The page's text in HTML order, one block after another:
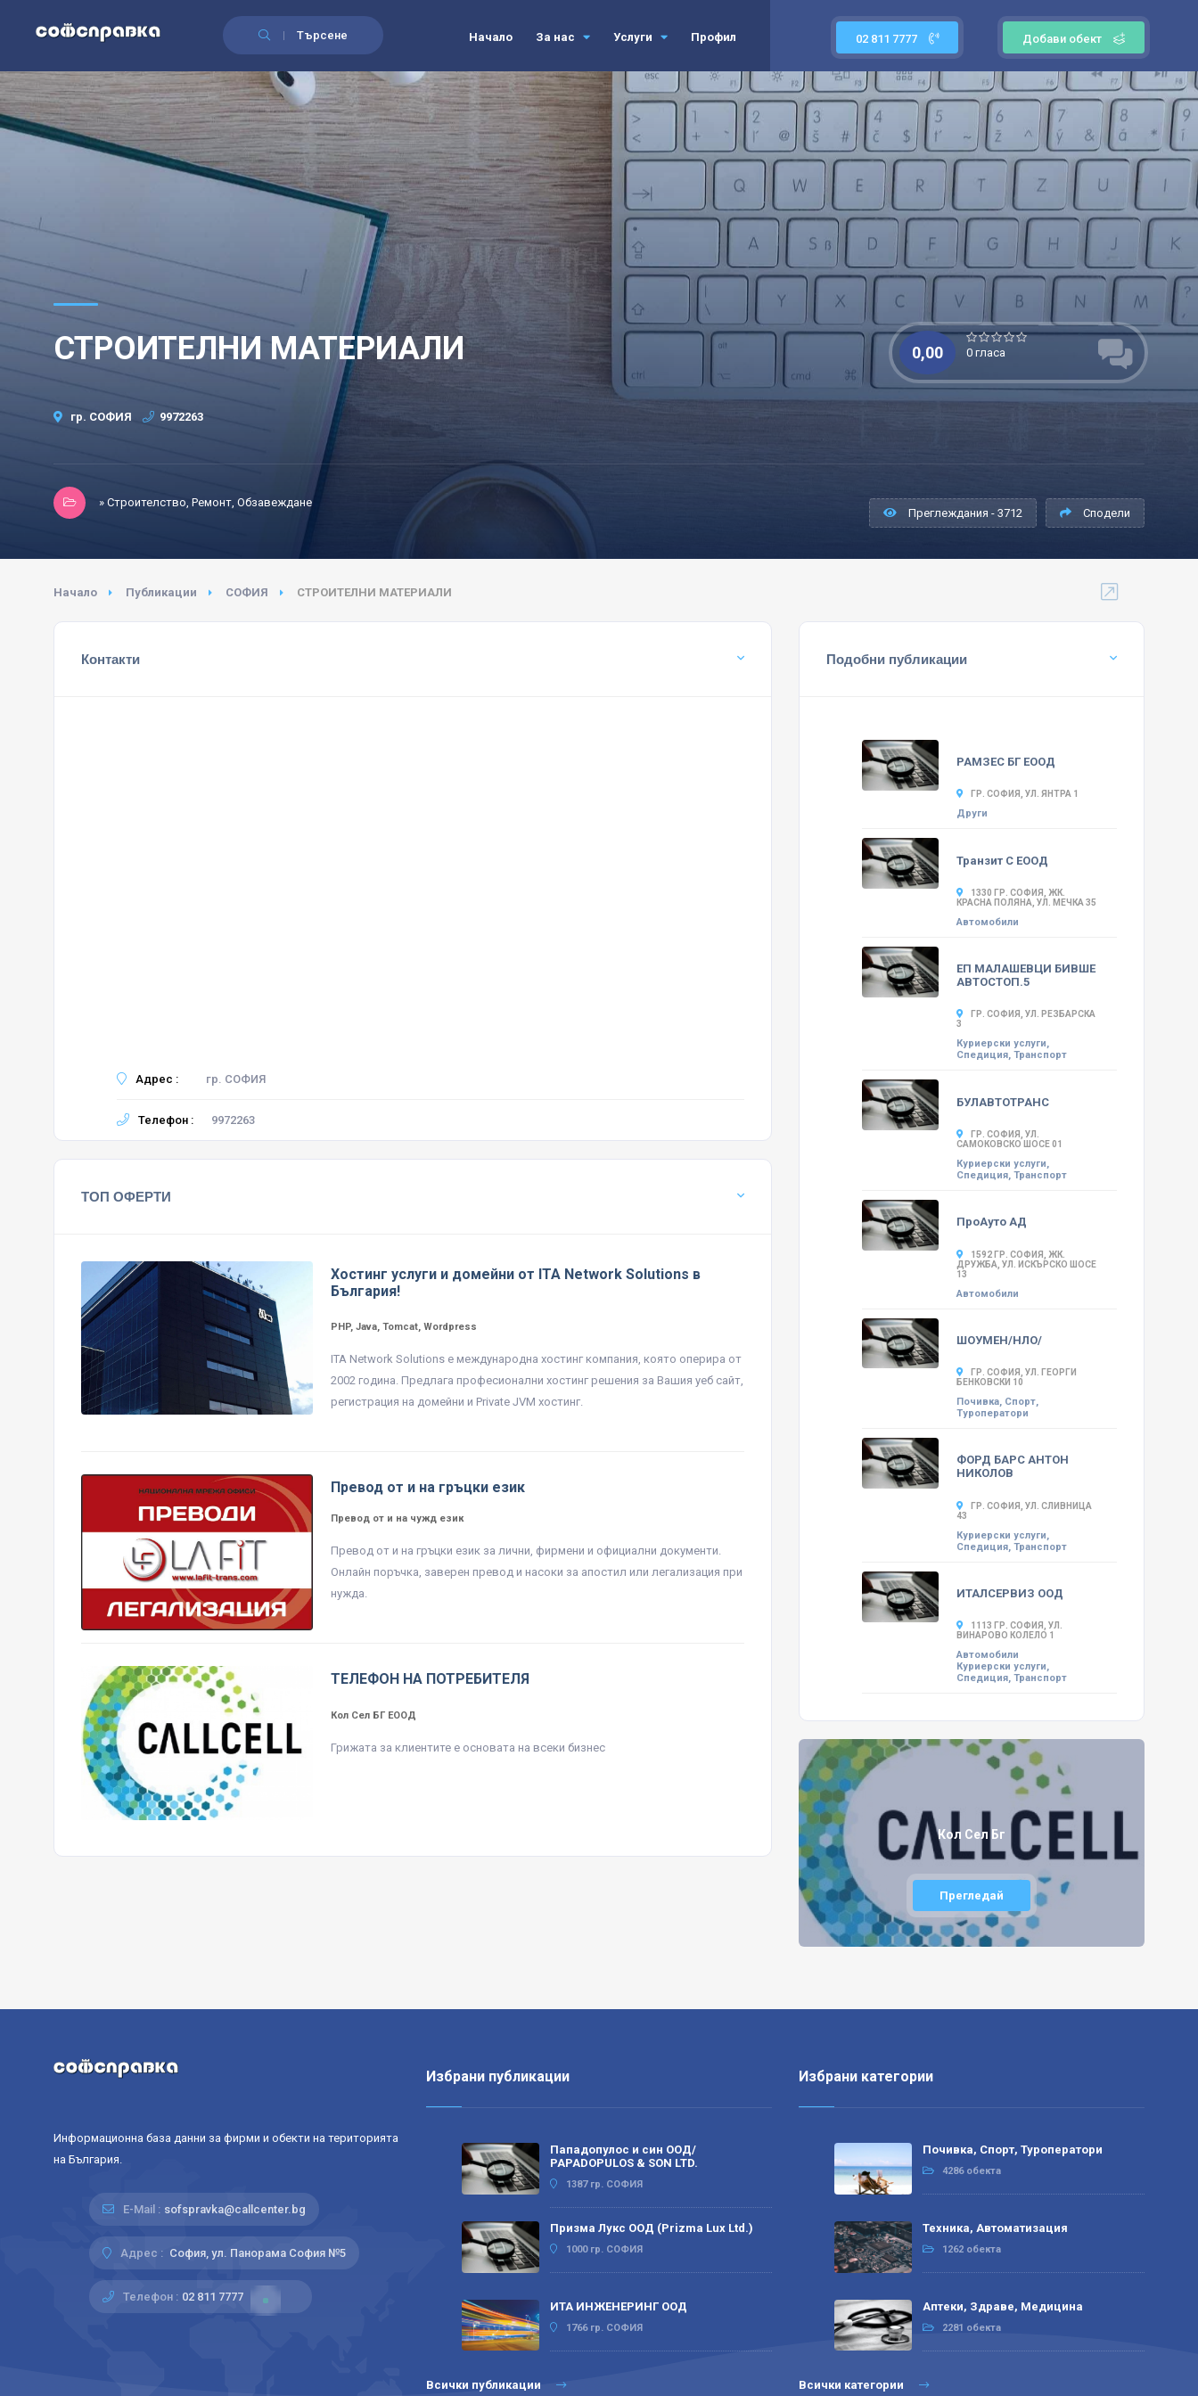
Търсене Добави обект
02 811 7777
Начало За нас Услуги Профил
СТРОИТЕЛНИ МАТЕРИАЛИ
гр. СОФИЯ 9972263
0,00 0 гласа
» Строителство, Ремонт, Обзавеждане
Преглеждания - 3712
Сподели
Начало Публикации СОФИЯ СТРОИТЕЛНИ МАТЕРИАЛИ
Контакти
Адрес : гр. СОФИЯ
Телефон : 9972263
ТОП ОФЕРТИ
Хостинг услуги и домейни от ITA Network Solutions в
България!
PHP, Java, Tomcat, Wordpress
ITA Network Solutions е международна хостинг компания, която оперира от
2002 година. Предлага професионални хостинг решения за Вашия уеб сайт,
регистрация на домейни и Private JVM хостинг.
Превод от и на гръцки език
Превод от и на чужд език
Превод от и на гръцки език за лични, фирмени и официални документи.
Онлайн поръчка, заверен превод и насоки за апостил или легализация при
нужда.
ТЕЛЕФОН НА ПОТРЕБИТЕЛЯ
Кол Сел БГ ЕООД
Грижата за клиентите е основата на всеки бизнес
Подобни публикации
РАМЗЕС БГ ЕООД
ГР. СОФИЯ, УЛ. ЯНТРА 1
Други
Транзит С ЕООД
1330 ГР. СОФИЯ, ЖК.
КРАСНА ПОЛЯНА, УЛ. МЕЧКА 35
Автомобили
ЕП МАЛАШЕВЦИ БИВШЕ
АВТОСТОП.5
ГР. СОФИЯ, УЛ. РЕЗБАРСКА
3
Куриерски услуги,
Спедиция, Транспорт
БУЛАВТОТРАНС
ГР. СОФИЯ, УЛ.
САМОКОВСКО ШОСЕ 01
Куриерски услуги,
Спедиция, Транспорт
ПроАуто АД
1592 ГР. СОФИЯ, ЖК.
ДРУЖБА, УЛ. ИСКЪРСКО ШОСЕ
13
Автомобили
ШОУМЕН/НЛО/
ГР. СОФИЯ, УЛ. ГЕОРГИ
БЕНКОВСКИ 10
Почивка, Спорт,
Туроператори
ФОРД БАРС АНТОН
НИКОЛОВ
ГР. СОФИЯ, УЛ. СЛИВНИЦА
43
Куриерски услуги,
Спедиция, Транспорт
ИТАЛСЕРВИЗ ООД
1113 ГР. СОФИЯ, УЛ.
ВИНАРОВО КОЛЕЛО 1
Автомобили
Куриерски услуги,
Спедиция, Транспорт
Кол Сел Бг
Прегледай
Информационна база данни за фирми и обекти на територията
на България.
E-Mail : sofspravka@callcenter.bg
Адрес : София, ул. Панорама София №5
Телефон : 02 811 7777
Избрани публикации
Пападопулос и син ООД/
PAPADOPULOS & SON LTD.
1387 гр. СОФИЯ
Призма Лукс ООД (Prizma Lux Ltd.)
1000 гр. СОФИЯ
ИТА ИНЖЕНЕРИНГ ООД
1766 гр. СОФИЯ
Всички публикации
Избрани категории
Почивка, Спорт, Туроператори
4286 обекта
Техника, Автоматизация
1262 обекта
Аптеки, Здраве, Медицина
2281 обекта
Всички категории